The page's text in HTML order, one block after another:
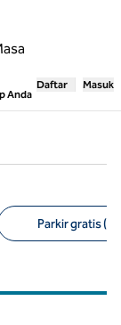
Anda,Membuka
Daftar Masuk
Parkir gratis (4)